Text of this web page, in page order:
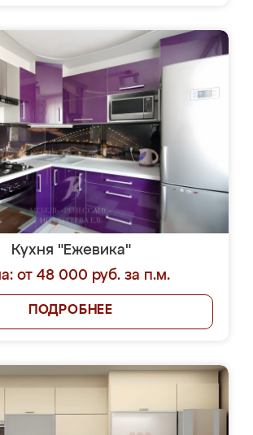
Кухня "Ежевика"
от 48 000 руб. за п.м.
ПОДРОБНЕЕ